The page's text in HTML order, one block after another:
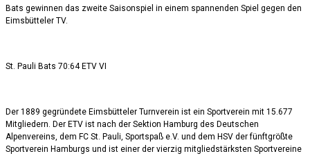
Bats gewinnen das zweite Saisonspiel in einem spannenden Spiel gegen den
Eimsbütteler TV.
St. Pauli Bats 70:64 ETV VI
Der 1889 gegründete Eimsbütteler Turnverein ist ein Sportverein mit 15.677
Mitgliedern. Der ETV ist nach der Sektion Hamburg des Deutschen
Alpenvereins, dem FC St. Pauli, Sportspaß e.V. und dem HSV der fünftgrößte
Sportverein Hamburgs und ist einer der vierzig mitgliedstärksten Sportvereine